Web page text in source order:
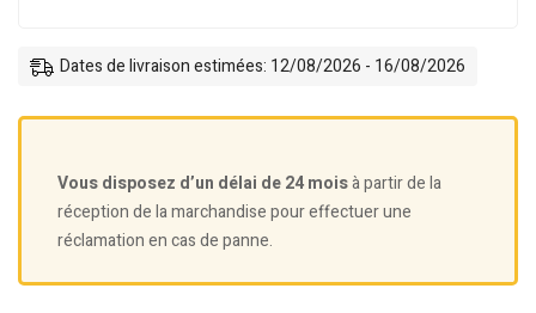
Dates de livraison estimées: 12/08/2026 - 16/08/2026
Vous disposez d’un délai de 24 moisà partir de la
réception de la marchandise pour effectuer une
réclamation en cas de panne.